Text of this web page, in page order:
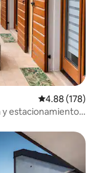
Calificación
4.88 (178)
y estacionamiento